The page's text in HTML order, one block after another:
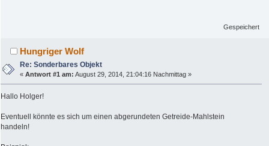
Gespeichert
Hungriger Wolf
Re: Sonderbares Objekt
«Antwort #1 am: August 29, 2014, 21:04:16 Nachmittag »
Hallo Holger!
Eventuell könnte es sich um einen abgerundeten Getreide-Mahlstein
handeln!